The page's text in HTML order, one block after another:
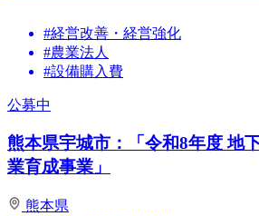
#経営改善・経営強化
#農業法人
#設備購入費
公募中
熊本県宇城市：「令和8年度 地
業育成事業」
熊本県